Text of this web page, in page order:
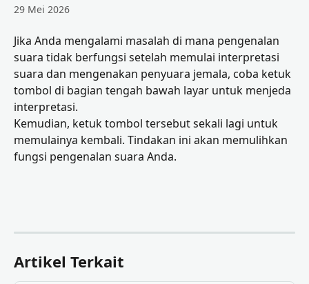
29 Mei 2026
Jika Anda mengalami masalah di mana pengenalan
suara tidak berfungsi setelah memulai interpretasi
suara dan mengenakan penyuara jemala, coba ketuk
tombol di bagian tengah bawah layar untuk menjeda
interpretasi.
Kemudian, ketuk tombol tersebut sekali lagi untuk
memulainya kembali. Tindakan ini akan memulihkan
fungsi pengenalan suara Anda.
Artikel Terkait